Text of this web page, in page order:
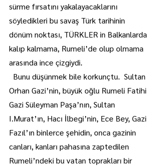
sürme fırsatını yakalayacaklarını
söyledikleri bu savaş Türk tarihinin
dönüm noktası, TÜRKLER in Balkanlarda
kalıp kalmama, Rumeli’de olup olmama
arasında ince çizgiydi.
Bunu düşünmek bile korkunçtu.  Sultan
Orhan Gazi’nin, büyük oğlu Rumeli Fatihi
Gazi Süleyman Paşa’nın, Sultan
I.Murat’ın, Hacı İlbegi’nin, Ece Bey, Gazi
Fazıl’ın binlerce şehidin, onca gazinin
canları, kanları pahasına zaptedilen
Rumeli’ndeki bu vatan toprakları bir